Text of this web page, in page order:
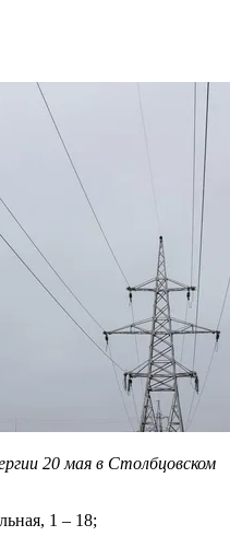
20 мая в Столбцовском
1 – 18;